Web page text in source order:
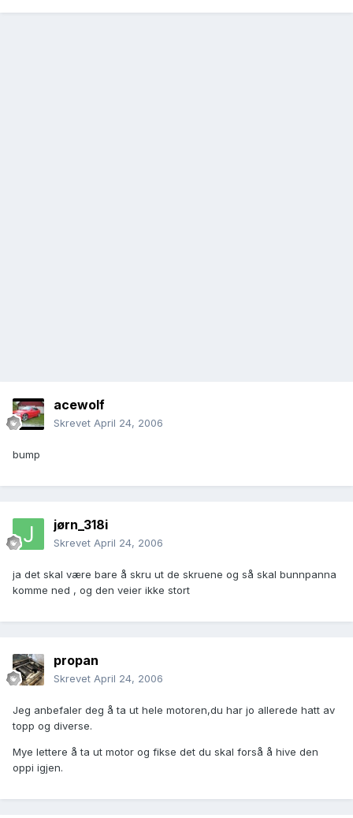
acewolf
Skrevet April 24, 2006
bump
jørn_318i
Skrevet April 24, 2006
ja det skal være bare å skru ut de skruene og så skal bunnpanna
komme ned , og den veier ikke stort
propan
Skrevet April 24, 2006
Jeg anbefaler deg å ta ut hele motoren,du har jo allerede hatt av
topp og diverse.
Mye lettere å ta ut motor og fikse det du skal forså å hive den
oppi igjen.